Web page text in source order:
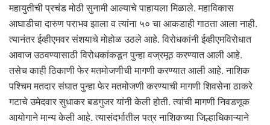
महायुतीची प्रचंड मोठी सुनामी आल्याचे पाहायला मिळाले. महाविकास
आघाडीचा दारुण पराभव झाला व त्यांना ५० चा आकडाही गाठता आला नाही.
त्यानंतर ईव्हीएमवर संशयाचे मोहोळ उठले आहे. विरोधकांनी ईव्हीएमविरोधात
आवाज उठवण्यासाठी विरोधकांकडून पुन्हा वज्रमूठ करण्यात आली आहे.
तसेच काही ठिकाणी फेर मतमोजणीची मागणी करण्यात आली आहे. नाशिक
पश्चिम मतदार संघात पुन्हा फेर मतमोजणी करण्याची मागणी शिवसेना ठाकरे
गटाचे उमेदवार सुधाकर बडगुजर यांनी केली होती. त्यांची मागणी निवडणूक
आयोगाने मान्य केली आहे. त्यासंदर्भातील पत्र नाशिकच्या जिल्हाधिकाऱ्याने